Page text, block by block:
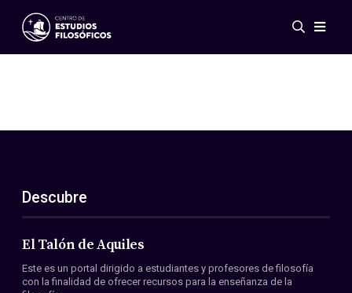
Eventos
ES
EN
Acerca de nosotros
Miembros
Convenios
Descubre
El Talón de Aquiles
Este es un portal dirigido a estudiantes y profesores de filosofía
con la finalidad de ofrecer recursos para la enseñanza de la